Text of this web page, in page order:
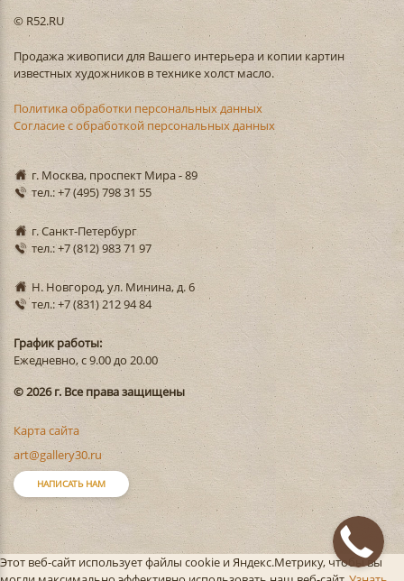
© R52.RU
Продажа живописи для Вашего интерьера и копии картин
известных художников в технике холст масло.
Политика обработки персональных данных
Согласие с обработкой персональных данных
г. Москва, проспект Мира - 89
тел.: +7 (495) 798 31 55
г. Санкт-Петербург
тел.: +7 (812) 983 71 97
Н. Новгород, ул. Минина, д. 6
тел.: +7 (831) 212 94 84
График работы:
Ежедневно, с 9.00 до 20.00
© 2026 г. Все права защищены
Карта сайта
art@gallery30.ru
НАПИСАТЬ НАМ
Этот веб-сайт использует файлы cookie и Яндекс.Метрику, чтобы вы